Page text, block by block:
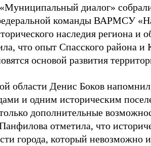
диалог»
команды ВАРМСУ
наследия региона и
что опыт Спасского района и
основой развития
области Денис Боков
и одним историческим
дополнительные
отметила, что
города, который невозможно